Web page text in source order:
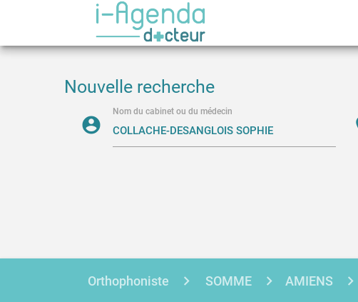
Nouvelle recherche
account_circle
Nom du cabinet ou du médecin
Orthophoniste SOMME AMIENS